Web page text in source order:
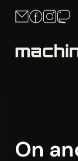
Zum
Inhalt
On